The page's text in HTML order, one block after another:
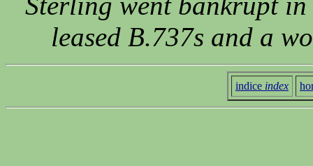
leased B.737s and a
indice index